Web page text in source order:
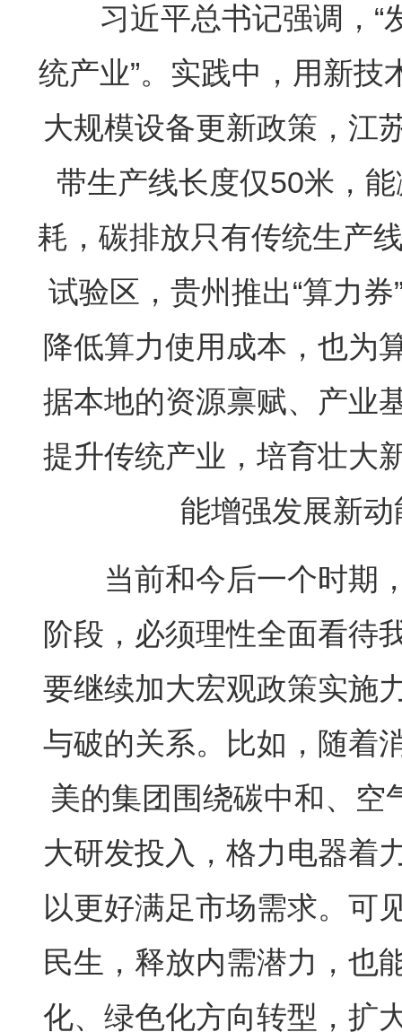
习近平总书记强调，“
统产业”。实践中，用新
大规模设备更新政策，江
带生产线长度仅50米，
耗，碳排放只有传统生产
试验区，贵州推出“算力
降低算力使用成本，也为
据本地的资源禀赋、产业
提升传统产业，培育壮大
能增强发展新
当前和今后一个时期，
阶段，必须理性全面看待
要继续加大宏观政策实施
与破的关系。比如，随着
美的集团围绕碳中和、空
大研发投入，格力电器着
以更好满足市场需求。可
民生，释放内需潜力，也
化、绿色化方向转型，扩